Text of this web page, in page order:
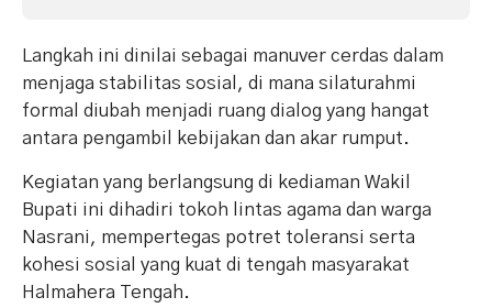
Langkah ini dinilai sebagai manuver cerdas dalam
menjaga stabilitas sosial, di mana silaturahmi
formal diubah menjadi ruang dialog yang hangat
antara pengambil kebijakan dan akar rumput.
Kegiatan yang berlangsung di kediaman Wakil
Bupati ini dihadiri tokoh lintas agama dan warga
Nasrani, mempertegas potret toleransi serta
kohesi sosial yang kuat di tengah masyarakat
Halmahera Tengah.